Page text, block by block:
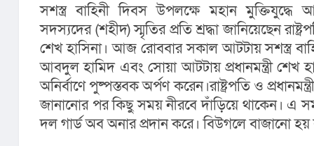
সশস্ত্র বাহিনী দিবস উপলক্ষে মহান মুক্তিযুদ্ধে
সদস্যদের (শহীদ) স্মৃতির প্রতি শ্রদ্ধা জানিয়েছেন
শেখ হাসিনা। আজ রোববার সকাল আটটায় সশস্ত্র
আবদুল হামিদ এবং সোয়া আটটায় প্রধানমন্ত্রী শেখ
অনির্বাণে পুষ্পস্তবক অর্পণ করেন।রাষ্ট্রপতি ও
জানানোর পর কিছু সময় নীরবে দাঁড়িয়ে থাকেন। এ
দল গার্ড অব অনার প্রদান করে। বিউগলে বাজানো